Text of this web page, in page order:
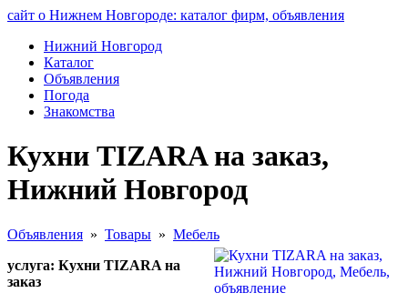
сайт о Нижнем Новгороде: каталог фирм, объявления
Нижний Новгород
Каталог
Объявления
Погода
Знакомства
Кухни TIZARA на заказ,
Нижний Новгород
Объявления » Товары » Мебель
услуга: Кухни TIZARA на
заказ